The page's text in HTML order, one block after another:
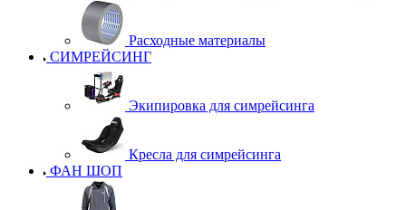
Расходные материалы
СИМРЕЙСИНГ
Экипировка для симрейсинга
Кресла для симрейсинга
ФАН ШОП